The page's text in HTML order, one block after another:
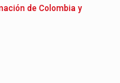
de Colombia y